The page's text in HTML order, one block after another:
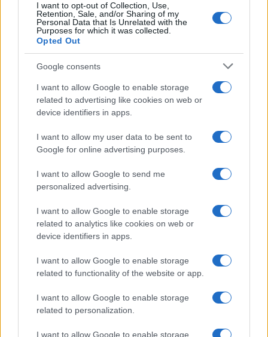
I want to opt-out of Collection, Use,
Retention, Sale, and/or Sharing of my
Personal Data that Is Unrelated with the
Purposes for which it was collected.
Opted Out
Google consents
I want to allow Google to enable storage
related to advertising like cookies on web or
device identifiers in apps.
I want to allow my user data to be sent to
Google for online advertising purposes.
I want to allow Google to send me
personalized advertising.
I want to allow Google to enable storage
related to analytics like cookies on web or
device identifiers in apps.
I want to allow Google to enable storage
related to functionality of the website or app.
I want to allow Google to enable storage
related to personalization.
I want to allow Google to enable storage
közel járt hozzá? Sok évvel
később, 2002-ben a DM
nyilvánvalóan elegendő
bizonyítékot adott az akkori
külügyminiszternek, Simon
Peresnek és másoknak, akik
akkoriban magas rangú vatikáni
tisztviselőkkel tárgyaltak. Ha ez
igaz, akkor Izraelnek már egy
szilárd, jól dokumentált ügye
lehet.
És most mi lesz? Ma, a 21. században van egy
virágzó, szuverén Izrael Állam, amely a zsidó
nép egyetlen világméretű képviselője, vagy a
megfelelő cím arra, hogy valamiféle
megállapodást kössön.